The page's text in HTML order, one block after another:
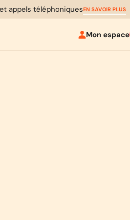
appels téléphoniquesEN SAVOIR PLUS
Mon espace